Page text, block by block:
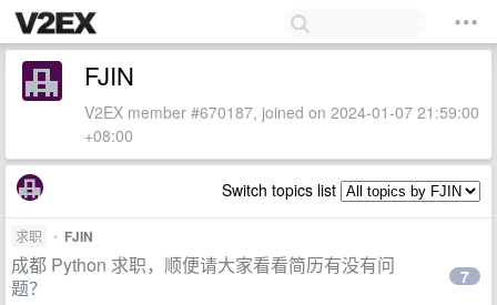
FJIN
V2EX member #670187, joined on 2024-01-07 21:59:00
+08:00
Switch topics list
求职 • FJIN
成都 Python 求职，顺便请大家看看简历有没有问
题？
7